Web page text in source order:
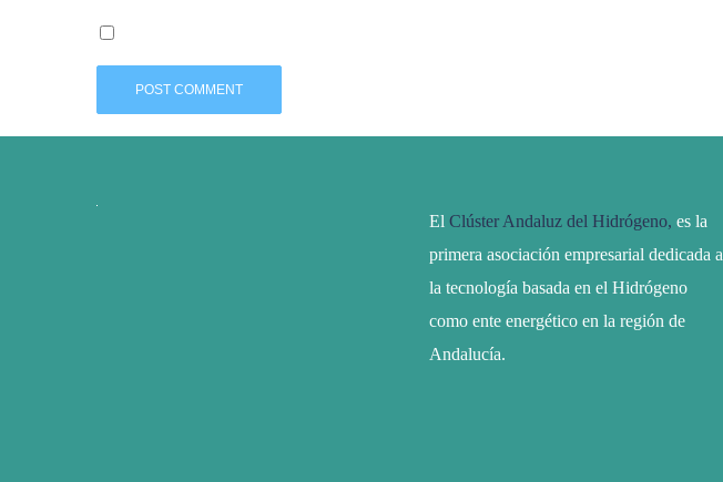
El Clúster Andaluz del Hidrógeno, es la
primera asociación empresarial dedicada a
la tecnología basada en el Hidrógeno
como ente energético en la región de
Andalucía.